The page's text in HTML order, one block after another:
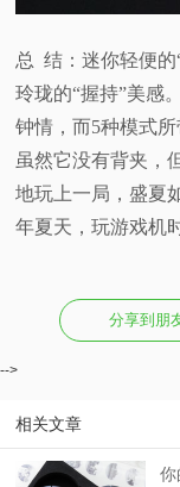
总 结：迷你轻便的
玲珑的“握持”美感
钟情，而5种模式
虽然它没有背夹，
地玩上一局，盛夏
年夏天，玩游戏机
分享到朋
-->
相关文章
你